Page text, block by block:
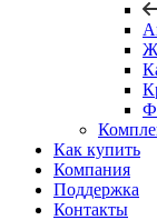
Как купить
Компания
Поддержка
Контакты